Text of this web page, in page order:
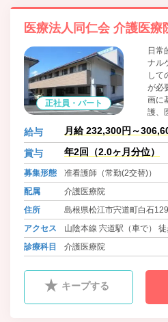
医療法人同仁会 介護医
正社員・パート
日常
ナル
して
が必
画に
護、
び
に日
り、
自立
よう
給与 月給 232,300円～
賞与 年2回（2.0ヶ月分位）
募集形態
准看護師（常勤(2交替)）
配属
介護医療院
住所
島根県松江市宍道町白石
アクセス
山陰本線 宍道駅（車で）
診療科目
介護医療院
キープする